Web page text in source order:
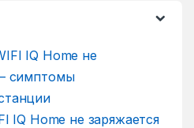
IQ Home не заряжается